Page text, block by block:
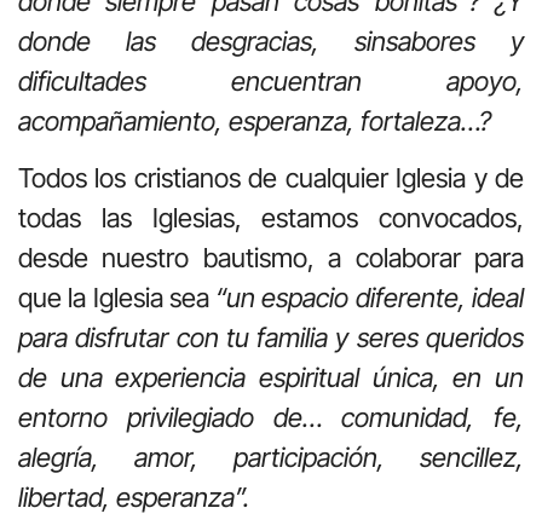
donde las desgracias, sinsabores y
dificultades encuentran apoyo,
acompañamiento, esperanza, fortaleza…?
Todos los cristianos de cualquier Iglesia y de
todas las Iglesias, estamos convocados,
desde nuestro bautismo, a colaborar para
que la Iglesia sea“un espacio diferente, ideal
para disfrutar con tu familia y seres queridos
de una experiencia espiritual única, en un
entorno privilegiado de… comunidad, fe,
alegría, amor, participación, sencillez,
libertad, esperanza”.